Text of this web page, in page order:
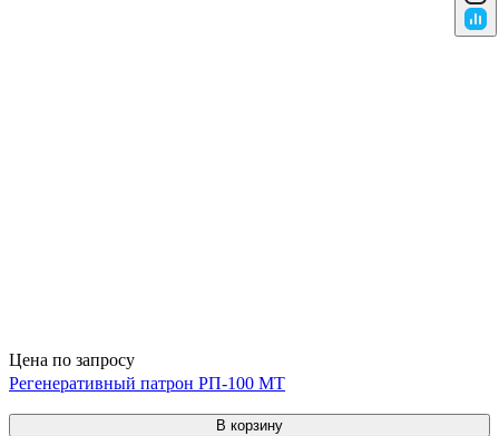
Цена по запросу
Регенеративный патрон РП-100 МТ
В корзину